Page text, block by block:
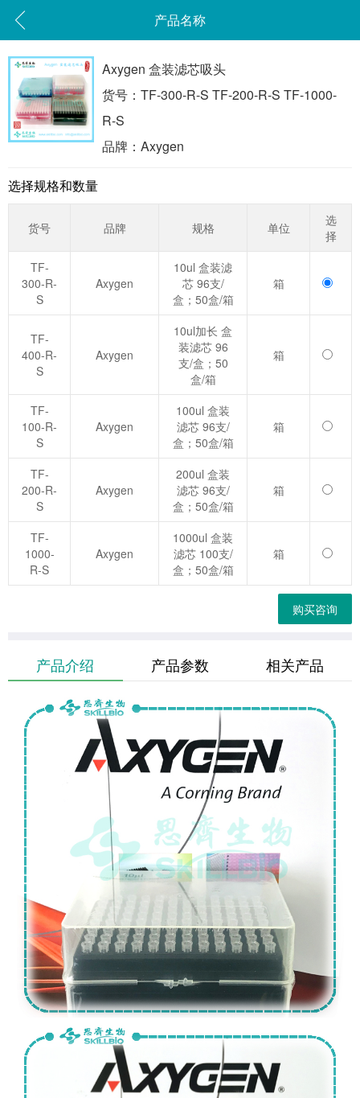
产品名称
Axygen 盒装滤芯吸头
货号：TF-300-R-S TF-200-R-S TF-1000-
R-S
品牌：Axygen
选择规格和数量
货号 品牌 规格 单位
选
择
TF-
300-R-
S
Axygen
10ul 盒装滤
芯 96支/
盒；50盒/箱
箱
TF-
400-R-
S
Axygen
10ul加长 盒
装滤芯 96
支/盒；50
盒/箱
箱
TF-
100-R-
S
Axygen
100ul 盒装
滤芯 96支/
盒；50盒/箱
箱
TF-
200-R-
S
Axygen
200ul 盒装
滤芯 96支/
盒；50盒/箱
箱
TF-
1000-
R-S
Axygen
1000ul 盒装
滤芯 100支/
盒；50盒/箱
箱
购买咨询
产品介绍 产品参数 相关产品